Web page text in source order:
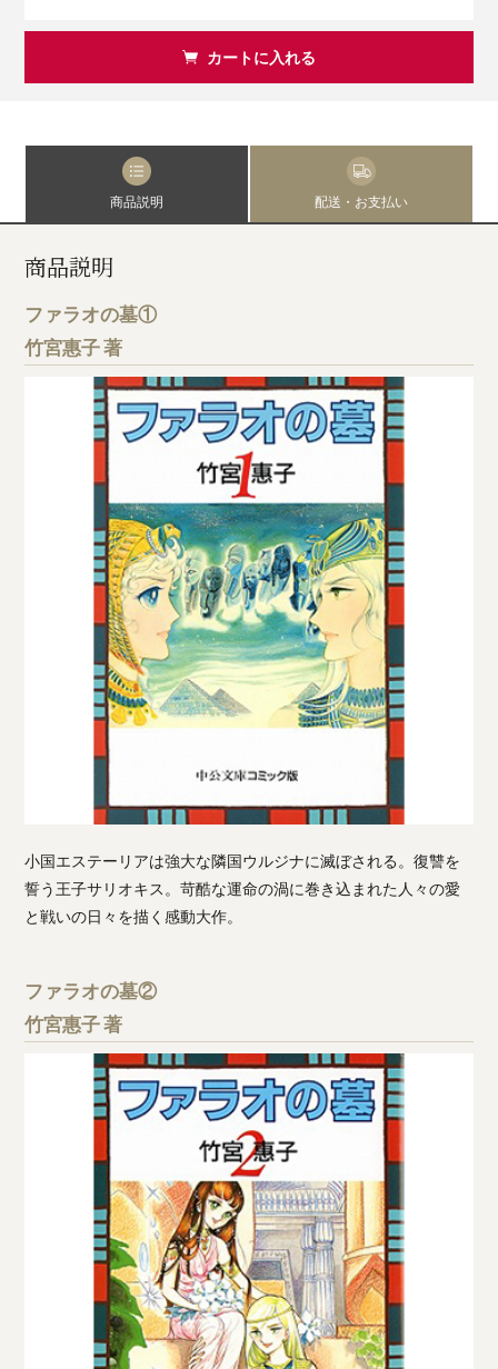
カートに入れる
商品説明 配送・お支払い
商品説明
ファラオの墓①
竹宮惠子 著
小国エステーリアは強大な隣国ウルジナに滅ぼされる。復讐を
誓う王子サリオキス。苛酷な運命の渦に巻き込まれた人々の愛
と戦いの日々を描く感動大作。
ファラオの墓②
竹宮惠子 著